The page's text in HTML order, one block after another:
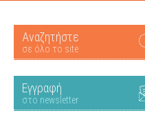
Αναζητήστε
σε όλο το site
Εγγραφή
στο newsletter